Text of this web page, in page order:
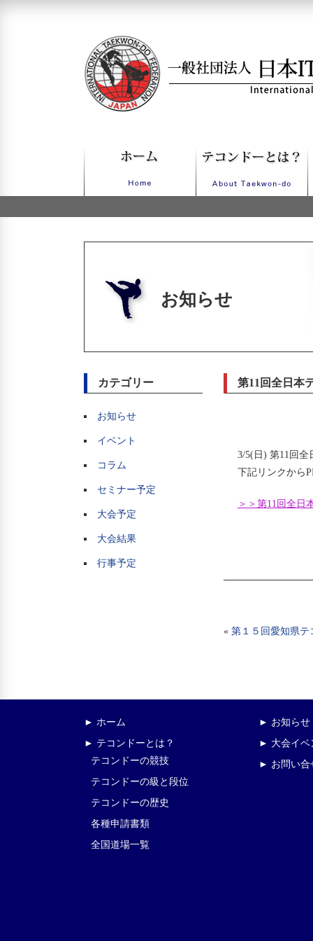
お知らせ
カテゴリー
お知らせ
イベント
コラム
セミナー予定
大会予定
大会結果
行事予定
第11回全日本
3/5(日) 第11回
下記リンクから
＞＞第11回全日
« 第１５回愛知県
► ホーム
► テコンドーとは？
テコンドーの競技
テコンドーの級と段位
テコンドーの歴史
各種申請書類
全国道場一覧
► お知らせ
► 大会イベ
► お問い合